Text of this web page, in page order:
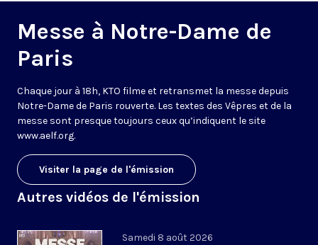
Messe à Notre-Dame de
Paris
Chaque jour à 18h, KTO filme et retransmet la messe depuis
Notre-Dame de Paris rouverte. Les textes des Vêpres et de la
messe sont presque toujours ceux qu’indiquent le site
www.aelf.org.
Visiter la page de l'émission
Autres vidéos de l'émission
Samedi 8 août 2026